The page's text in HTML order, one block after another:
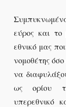
εύρος και το
εθνικό μας
νομοθέτης
να
ως ορίου
υπερεθνικό